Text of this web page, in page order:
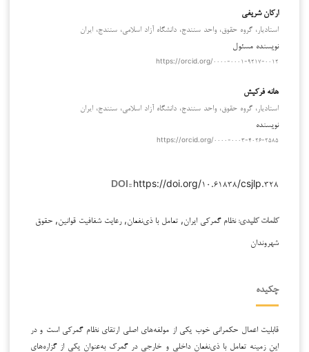
ارکان شریفی
استادیار، گروه حقوق، واحد سنندج، دانشگاه آزاد اسلامی، سنندج، ایران
نویسنده مسئول
https://orcid.org/۰۰۰۰-۰۰۰۱-۹۲۱۷-۰۰۱۲
هانه فرکیش
استادیار، گروه حقوق، واحد سنندج، دانشگاه آزاد اسلامی، سنندج، ایران
نویسنده
https://orcid.org/۰۰۰۰-۰۰۰۳-۴۰۲۶-۲۵۸۵
DOI:: https://doi.org/۱۰.۶۱۸۳۸/csjlp.۳۲۸
کلمات کلیدی:نظام گمرکی ایران, تعامل با ذی‌نفعان, رعایت شفافیت قوانین, حقوق
شهروندان
چکیده
قابلیت اعمال حکمرانی خوب یکی از مولفه‌های اصلی ارتقای نظام گمرکی است و در
این زمینه تعامل با ذی‌نفعان داخلی و خارجی در گمرک به‌عنوان یکی از گزاره‌های